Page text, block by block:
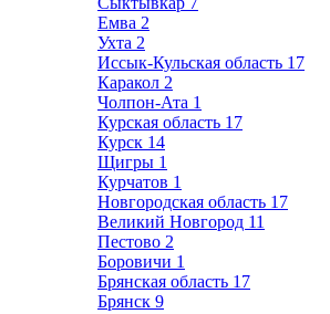
Емва 2
Ухта 2
Иссык-Кульская область 17
Каракол 2
Чолпон-Ата 1
Курская область 17
Курск 14
Щигры 1
Курчатов 1
Новгородская область 17
Великий Новгород 11
Пестово 2
Боровичи 1
Брянская область 17
Брянск 9